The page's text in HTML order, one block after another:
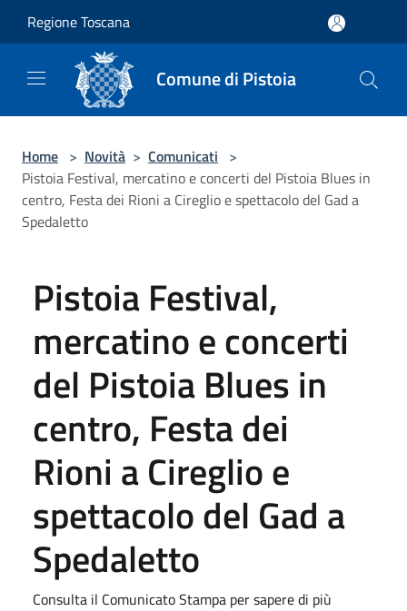
Regione Toscana
Comune di Pistoia
Home > Novità > Comunicati >
Pistoia Festival, mercatino e concerti del Pistoia Blues in
centro, Festa dei Rioni a Cireglio e spettacolo del Gad a
Spedaletto
Pistoia Festival,
mercatino e concerti
del Pistoia Blues in
centro, Festa dei
Rioni a Cireglio e
spettacolo del Gad a
Spedaletto
Consulta il Comunicato Stampa per sapere di più